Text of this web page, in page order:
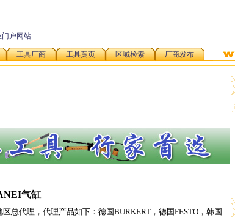
门户网站
工具厂商 工具黄页 区域检索 厂商发布
气缸
代理，代理产品如下：德国BURKERT，德国FESTO，韩国